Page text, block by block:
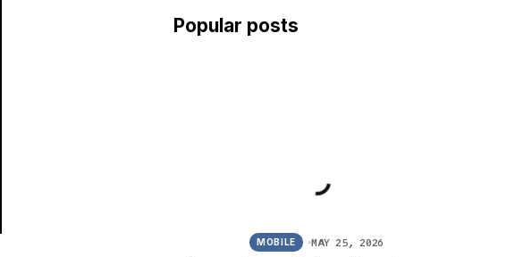
Popular posts
MOBILE MAY 25, 2026